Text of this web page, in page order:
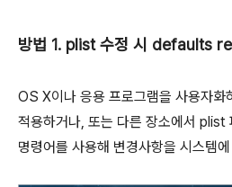
방법 1. plist 수정 시 defaults
OS X이나 응용 프로그램을 사용자화
적용하거나, 또는 다른 장소에서 plist
명령어를 사용해 변경사항을 시스템